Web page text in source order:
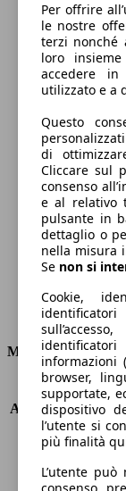
Benzina
Carburante
122 g/km
Emissioni di
Consumi
Motore e Prestazioni
KW (PS)
Accelerazione (0-
Velocità
Numero di
Coppia
Cilindrata
Per offrire
le nostre
terzi nonché
loro
accedere
utilizzato e a
Questo
di
Cliccare sul
consenso
e al relativo
pulsante in
dettaglio o
nella misura
Se non si
Cookie,
informazioni
browser,
supportate,
dispositivo
l’utente si
più finalità
L’utente